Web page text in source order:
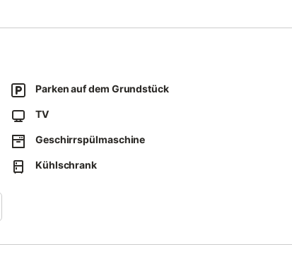
kostenlose Parkplätze sind auf der Straße verfügbar.
und Fahrräder sowie ein Skidepot.
der korrekten Mülltrennung helfen.
erzeugt.
Parken auf dem Grundstück
TV
Geschirrspülmaschine
Kühlschrank